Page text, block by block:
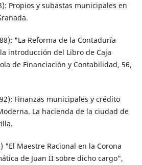
Propios y subastas municipales en
"La Reforma de la Contaduría
introducción del Libro de Caja
de Financiación y Contabilidad, 56,
Finanzas municipales y crédito
La hacienda de la ciudad de
"El Maestre Racional en la Corona
de Juan II sobre dicho cargo",